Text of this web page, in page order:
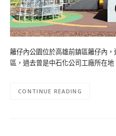
籬仔內公園位於高雄前鎮區籬仔內
區，過去曾是中石化公司工廠所在
CONTINUE READING